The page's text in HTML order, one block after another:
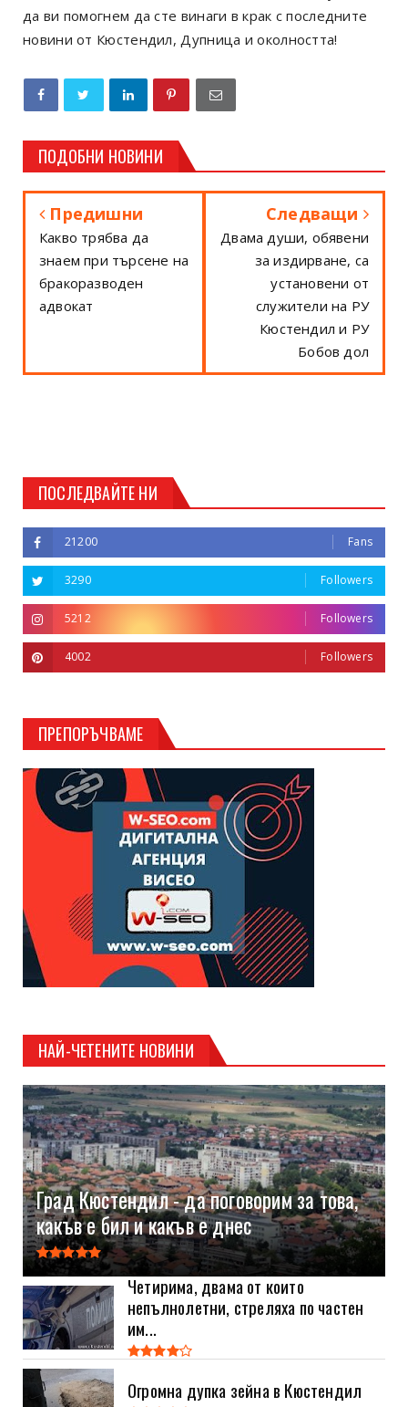
да ви помогнем да сте винаги в крак с последните
новини от Кюстендил, Дупница и околността!
ПОДОБНИ НОВИНИ
Предишни
Какво трябва да
знаем при търсене на
бракоразводен
адвокат
Следващи
Двама души, обявени
за издирване, са
установени от
служители на РУ
Кюстендил и РУ
Бобов дол
ПОСЛЕДВАЙТЕ НИ
21200 Fans
3290 Followers
5212 Followers
4002 Followers
ПРЕПОРЪЧВАМЕ
НАЙ-ЧЕТЕНИТЕ НОВИНИ
Град Кюстендил - да поговорим за това,
какъв е бил и какъв е днес
Четирима, двама от които
непълнолетни, стреляха по частен
им...
Огромна дупка зейна в Кюстендил